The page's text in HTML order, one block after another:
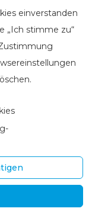
einverstanden
„Ich stimme zu“